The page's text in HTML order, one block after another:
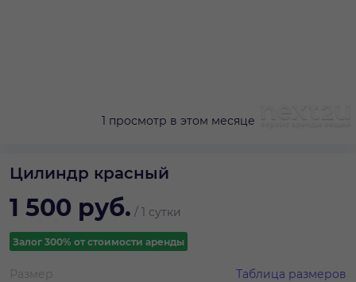
1 просмотр в этом месяце
Цилиндр красный
1 500 руб. / 1 сутки
Залог 300% от стоимости аренды
Таблица размеров
Размер